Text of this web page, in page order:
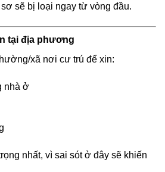
sẽ bị loại ngay từ vòng đầu.
tại địa phương
xã nơi cư trú để xin:
nhà ở
nhất, vì sai sót ở đây sẽ khiến